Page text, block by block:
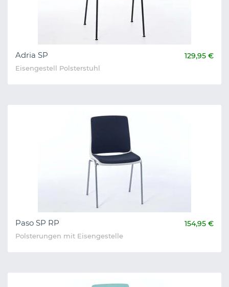
Adria SP 129,95 €
Eisengestell Polsterstuhl
Paso SP RP 154,95 €
Polsterungen mit Eisengestelle